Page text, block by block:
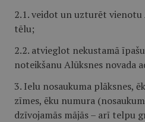
2.1. veidot un uzturēt vienotu
tēlu;
2.2. atvieglot nekustamā
noteikšanu Alūksnes novada
3. Ielu nosaukuma plāksnes,
zīmes, ēku numura
dzīvojamās mājās – arī telpu